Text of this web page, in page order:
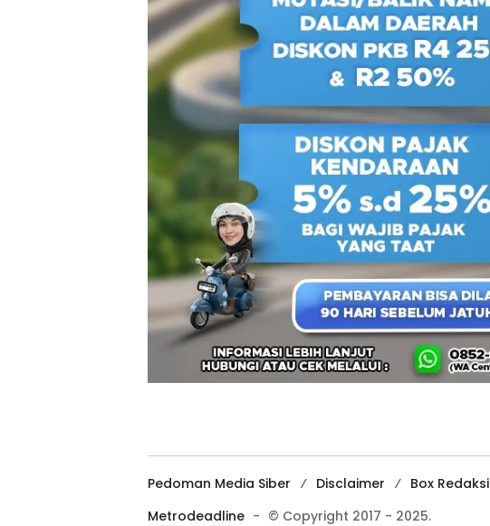
Pedoman Media Siber Disclaimer Box Redaksi
Metrodeadline - © Copyright 2017 - 2025.